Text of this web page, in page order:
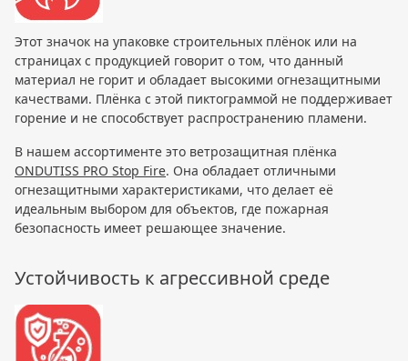
Этот значок на упаковке строительных плёнок или на
страницах с продукцией говорит о том, что данный
материал не горит и обладает высокими огнезащитными
качествами. Плёнка с этой пиктограммой не поддерживает
горение и не способствует распространению пламени.
В нашем ассортименте это ветрозащитная плёнка
ONDUTISS PRO Stop Fire. Она обладает отличными
огнезащитными характеристиками, что делает её
идеальным выбором для объектов, где пожарная
безопасность имеет решающее значение.
Устойчивость к агрессивной среде